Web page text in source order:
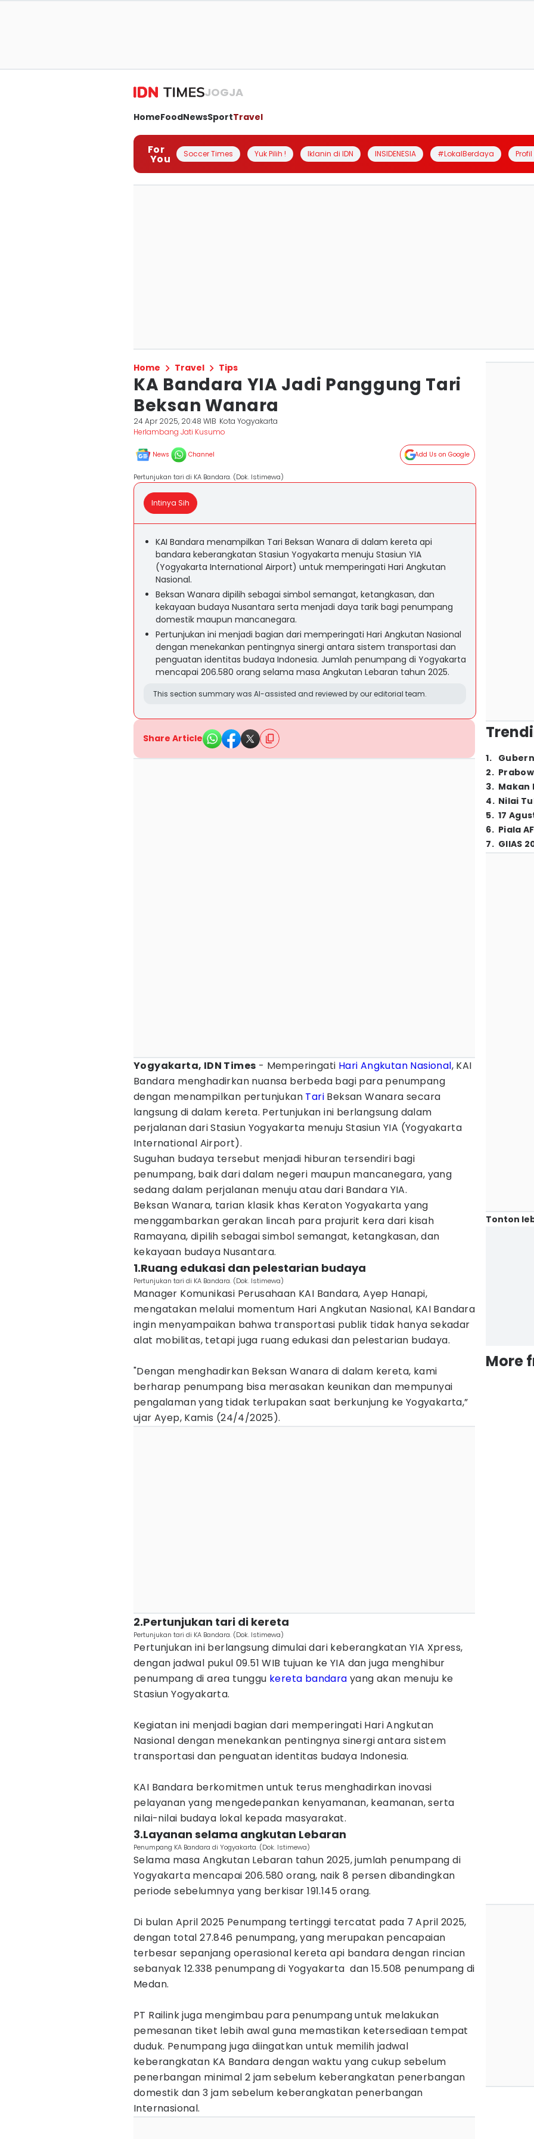
JOGJA
HomeFoodNewsSportTravel
For
You Soccer Times Yuk Pilih ! Iklanin di IDN INSIDENESIA #LokalBerdaya
Home Travel Tips
KA Bandara YIA Jadi Panggung Tari
Beksan Wanara
24 Apr 2025, 20:48 WIB Kota Yogyakarta
Herlambang Jati Kusumo
News Channel Add Us on Google
Pertunjukan tari di KA Bandara. (Dok. Istimewa)
Intinya Sih
KAI Bandara menampilkan Tari Beksan Wanara di dalam kereta api
bandara keberangkatan Stasiun Yogyakarta menuju Stasiun YIA
(Yogyakarta International Airport) untuk memperingati Hari Angkutan
Nasional.
Beksan Wanara dipilih sebagai simbol semangat, ketangkasan, dan
kekayaan budaya Nusantara serta menjadi daya tarik bagi penumpang
domestik maupun mancanegara.
Pertunjukan ini menjadi bagian dari memperingati Hari Angkutan Nasional
dengan menekankan pentingnya sinergi antara sistem transportasi dan
penguatan identitas budaya Indonesia. Jumlah penumpang di Yogyakarta
mencapai 206.580 orang selama masa Angkutan Lebaran tahun 2025.
This section summary was AI-assisted and reviewed by our editorial team.
Share Article
Yogyakarta, IDN Times - Memperingati Hari Angkutan Nasional, KAI
Bandara menghadirkan nuansa berbeda bagi para penumpang
dengan menampilkan pertunjukan Tari Beksan Wanara secara
langsung di dalam kereta. Pertunjukan ini berlangsung dalam
perjalanan dari Stasiun Yogyakarta menuju Stasiun YIA (Yogyakarta
International Airport).
Suguhan budaya tersebut menjadi hiburan tersendiri bagi
penumpang, baik dari dalam negeri maupun mancanegara, yang
sedang dalam perjalanan menuju atau dari Bandara YIA.
Beksan Wanara, tarian klasik khas Keraton Yogyakarta yang
menggambarkan gerakan lincah para prajurit kera dari kisah
Ramayana, dipilih sebagai simbol semangat, ketangkasan, dan
kekayaan budaya Nusantara.
1.Ruang edukasi dan pelestarian budaya
Pertunjukan tari di KA Bandara. (Dok. Istimewa)
Manager Komunikasi Perusahaan KAI Bandara, Ayep Hanapi,
mengatakan melalui momentum Hari Angkutan Nasional, KAI Bandara
ingin menyampaikan bahwa transportasi publik tidak hanya sekadar
alat mobilitas, tetapi juga ruang edukasi dan pelestarian budaya.
"Dengan menghadirkan Beksan Wanara di dalam kereta, kami
berharap penumpang bisa merasakan keunikan dan mempunyai
pengalaman yang tidak terlupakan saat berkunjung ke Yogyakarta,”
ujar Ayep, Kamis (24/4/2025).
2.Pertunjukan tari di kereta
Pertunjukan tari di KA Bandara. (Dok. Istimewa)
Pertunjukan ini berlangsung dimulai dari keberangkatan YIA Xpress,
dengan jadwal pukul 09.51 WIB tujuan ke YIA dan juga menghibur
penumpang di area tunggu kereta bandara yang akan menuju ke
Stasiun Yogyakarta.
Kegiatan ini menjadi bagian dari memperingati Hari Angkutan
Nasional dengan menekankan pentingnya sinergi antara sistem
transportasi dan penguatan identitas budaya Indonesia.
KAI Bandara berkomitmen untuk terus menghadirkan inovasi
pelayanan yang mengedepankan kenyamanan, keamanan, serta
nilai-nilai budaya lokal kepada masyarakat.
3.Layanan selama angkutan Lebaran
Penumpang KA Bandara di Yogyakarta. (Dok. Istimewa)
Selama masa Angkutan Lebaran tahun 2025, jumlah penumpang di
Yogyakarta mencapai 206.580 orang, naik 8 persen dibandingkan
periode sebelumnya yang berkisar 191.145 orang.
Di bulan April 2025 Penumpang tertinggi tercatat pada 7 April 2025,
dengan total 27.846 penumpang, yang merupakan pencapaian
terbesar sepanjang operasional kereta api bandara dengan rincian
sebanyak 12.338 penumpang di Yogyakarta dan 15.508 penumpang di
Medan.
PT Railink juga mengimbau para penumpang untuk melakukan
pemesanan tiket lebih awal guna memastikan ketersediaan tempat
duduk. Penumpang juga diingatkan untuk memilih jadwal
keberangkatan KA Bandara dengan waktu yang cukup sebelum
penerbangan minimal 2 jam sebelum keberangkatan penerbangan
domestik dan 3 jam sebelum keberangkatan penerbangan
Internasional.
1.
2.
3. Makan
4. Nilai
5. 17
6. Piala
7. GIIAS
Tonton
More